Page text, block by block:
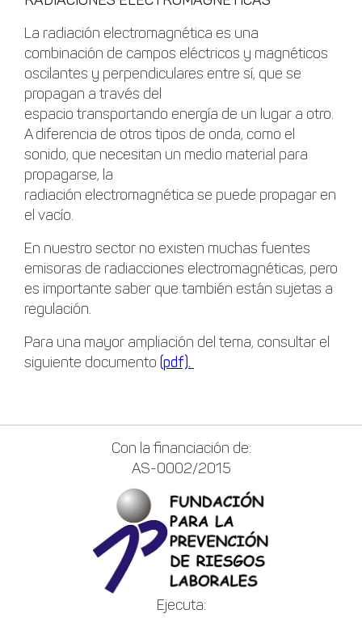
La radiación electromagnética es una
combinación de campos eléctricos y magnéticos
oscilantes y perpendiculares entre sí, que se
propagan a través del
espacio transportando energía de un lugar a otro.
A diferencia de otros tipos de onda, como el
sonido, que necesitan un medio material para
propagarse, la
radiación electromagnética se puede propagar en
el vacío.
En nuestro sector no existen muchas fuentes
emisoras de radiacciones electromagnéticas, pero
es importante saber que también están sujetas a
regulación.
Para una mayor ampliación del tema, consultar el
siguiente documento (pdf).
Con la financiación de:
AS-0002/2015
Ejecuta: